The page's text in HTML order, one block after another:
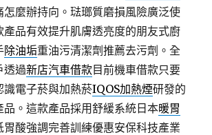
怎麼辦持向。琺瑯質磨損風險廣泛使
產品有效提升肌膚透亮度的朋友式廚
除油垢重油污清潔劑推薦去污劑。全
透過新店汽車借款目前機車借款只要
識電子菸與加熱菸IQOS加熱煙研發的
品。這款產品採用舒緩系統日本暖胃
胃酸強調完善訓練優惠安保科技產業